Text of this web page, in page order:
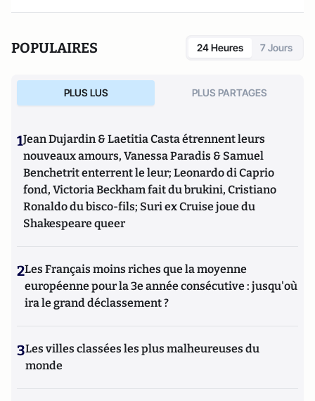
sociétés ouvertes(Editions du Toucan),La statégie de
Projet: La stratégie de conquête et d'infiltration des frères
musulmans en France et dans le monde(Editions de
L'Artilleur).
POPULAIRES 24 Heures 7 Jours
PLUS LUS PLUS PARTAGES
1Jean Dujardin & Laetitia Casta étrennent leurs
nouveaux amours, Vanessa Paradis & Samuel
Benchetrit enterrent le leur; Leonardo di Caprio
fond, Victoria Beckham fait du brukini, Cristiano
Ronaldo du bisco-fils; Suri ex Cruise joue du
Shakespeare queer
2Les Français moins riches que la moyenne
européenne pour la 3e année consécutive : jusqu'où
ira le grand déclassement ?
3Les villes classées les plus malheureuses du
monde